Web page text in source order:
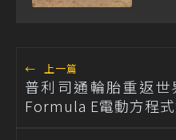
← 上一篇
普利司通輪胎重返
Formula E電動方程